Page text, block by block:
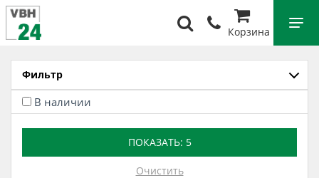
Корзина
Фильтр
В наличии
ПОКАЗАТЬ: 5
Очистить